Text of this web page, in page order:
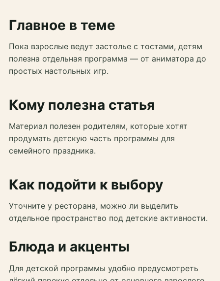
Главное в теме
Пока взрослые ведут застолье с тостами, детям
полезна отдельная программа — от аниматора до
простых настольных игр.
Кому полезна статья
Материал полезен родителям, которые хотят
продумать детскую часть программы для
семейного праздника.
Как подойти к выбору
Уточните у ресторана, можно ли выделить
отдельное пространство под детские активности.
Блюда и акценты
Для детской программы удобно предусмотреть